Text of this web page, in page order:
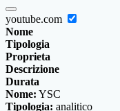
youtube.com
Nome
Tipologia
Proprieta
Descrizione
Durata
Nome: YSC
Tipologia: analitico